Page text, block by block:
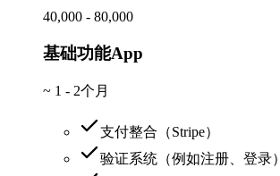
40,000 - 80,000
基础功能App
~ 1 - 2个月
支付整合（Stripe）
验证系统（例如注册、登录）